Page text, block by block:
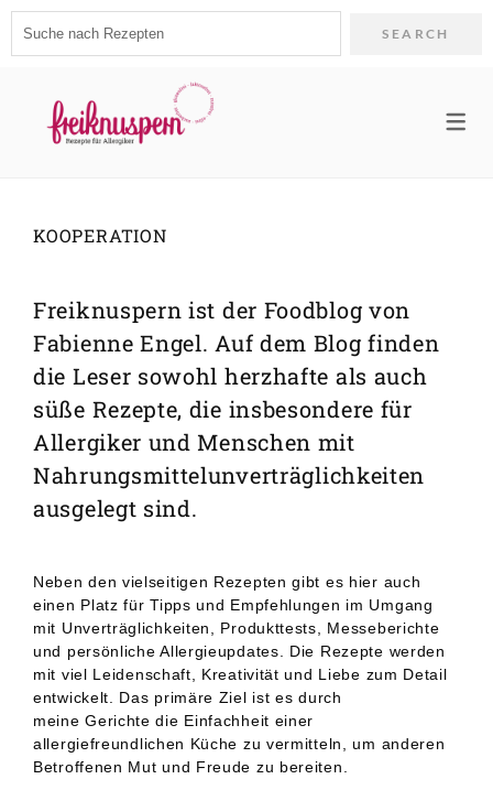
for:
REZEPTE
FRÜHSTÜCK & SMOOTHIES
HERZHAFTE GERICHTE
EIS & POPSICLES
WEIHNACHTSREZEPTE
GRUNDREZEPTE
TIPPS & INFOS
GLUTENFREIES BACKEN
ÜBER MICH
PRESSE
LANGUAGE
🇩🇪 GERMAN
KOOPERATION
Freiknuspern ist der Foodblog von
Fabienne Engel. Auf dem Blog finden
die Leser sowohl herzhafte als auch
süße Rezepte, die insbesondere für
Allergiker und Menschen mit
Nahrungsmittelunverträglichkeiten
ausgelegt sind.
Neben den vielseitigen Rezepten gibt es hier auch
einen Platz für Tipps und Empfehlungen im Umgang
mit Unverträglichkeiten, Produkttests, Messeberichte
und persönliche Allergieupdates. Die Rezepte werden
mit viel Leidenschaft, Kreativität und Liebe zum Detail
entwickelt. Das primäre Ziel ist es durch
meine Gerichte die Einfachheit einer
allergiefreundlichen Küche zu vermitteln, um anderen
Betroffenen Mut und Freude zu bereiten.